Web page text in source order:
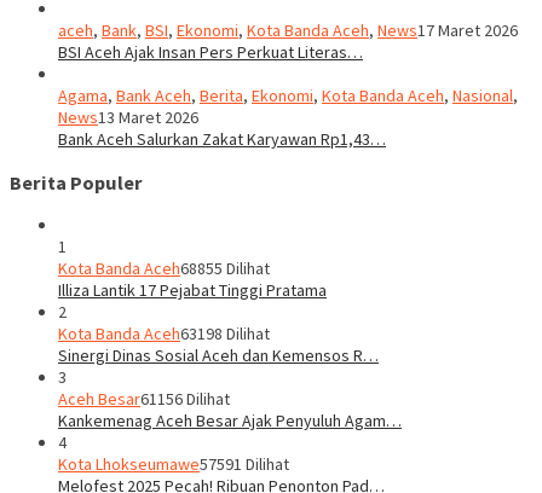
aceh, Bank, BSI, Ekonomi, Kota Banda Aceh, News17 Maret 2026
BSI Aceh Ajak Insan Pers Perkuat Literas…
Agama, Bank Aceh, Berita, Ekonomi, Kota Banda Aceh, Nasional,
News13 Maret 2026
Bank Aceh Salurkan Zakat Karyawan Rp1,43…
Berita Populer
1
Kota Banda Aceh68855 Dilihat
Illiza Lantik 17 Pejabat Tinggi Pratama
2
Kota Banda Aceh63198 Dilihat
Sinergi Dinas Sosial Aceh dan Kemensos R…
3
Aceh Besar61156 Dilihat
Kankemenag Aceh Besar Ajak Penyuluh Agam…
4
Kota Lhokseumawe57591 Dilihat
Melofest 2025 Pecah! Ribuan Penonton Pad…